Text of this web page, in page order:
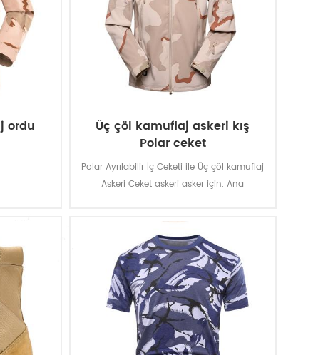
ordu
Üç çöl kamuflaj askeri kış
Polar ceket
Polar Ayrılabilir İç Ceketi ile Üç çöl kamuflaj
Askeri Ceket askeri asker için. Ana